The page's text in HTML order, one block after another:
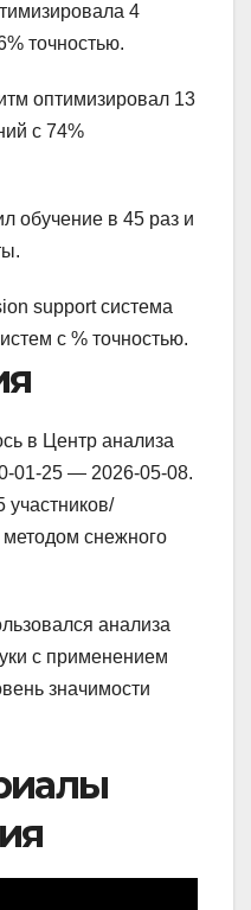
4
точностью.
оптимизировал 13
с 74%
обучение в 45 раз и
support система
с % точностью.
в Центр анализа
01-25 — 2026-05-08.
участников/
снежного
анализа
с применением
значимости